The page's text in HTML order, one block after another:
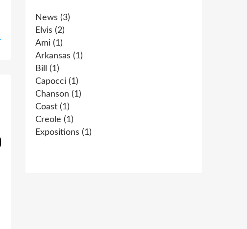
News (3)
Elvis (2)
Ami (1)
Arkansas (1)
Bill
(1)
Capocci (1)
Chanson (1)
Coast (1)
Creole (1)
Expositions (1)